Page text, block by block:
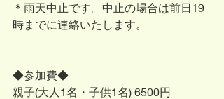
＊雨天中止です。中止の場合は前日19
時までに連絡いたします。
◆参加費◆
親子(大人1名・子供1名) 6500円